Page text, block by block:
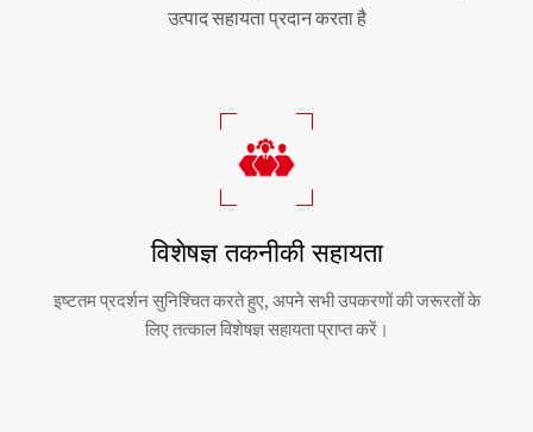
उत्पाद सहायता प्रदान करता है
विशेषज्ञ तकनीकी सहायता
इष्टतम प्रदर्शन सुनिश्चित करते हुए, अपने सभी उपकरणों की जरूरतों के
लिए तत्काल विशेषज्ञ सहायता प्राप्त करें।